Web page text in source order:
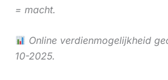
= macht.
Online verdienmogelijkheid
10-2025.